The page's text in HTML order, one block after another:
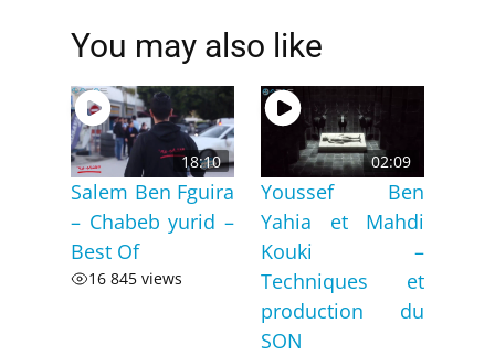
You may also like
18:10
Salem Ben Fguira
– Chabeb yurid –
Best Of
16 845 views
02:09
Youssef Ben
Yahia et Mahdi
Kouki –
Techniques et
production du
SON